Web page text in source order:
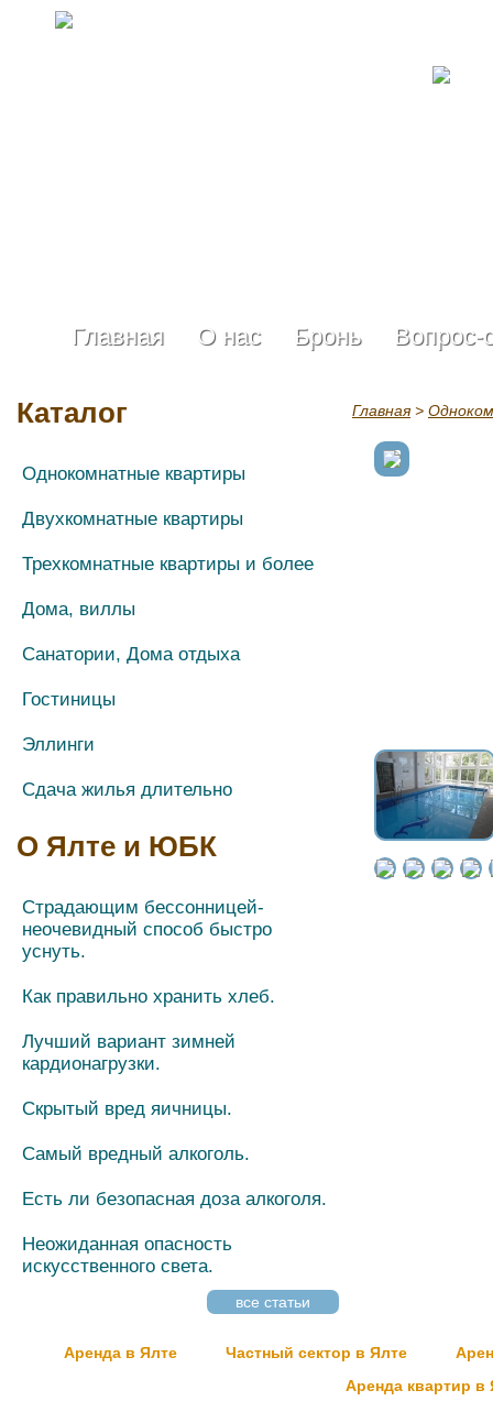
Главная О нас Бронь Вопрос-
Каталог
Однокомнатные квартиры
Двухкомнатные квартиры
Трехкомнатные квартиры и более
Дома, виллы
Санатории, Дома отдыха
Гостиницы
Эллинги
Сдача жилья длительно
О Ялте и ЮБК
Страдающим бессонницей-
неочевидный способ быстро
уснуть.
Как правильно хранить хлеб.
Лучший вариант зимней
кардионагрузки.
Скрытый вред яичницы.
Самый вредный алкоголь.
Есть ли безопасная доза алкоголя.
Неожиданная опасность
искусственного света.
все статьи
Главная>
Аренда в Ялте Частный сектор в Ялте
Аренда квартир в